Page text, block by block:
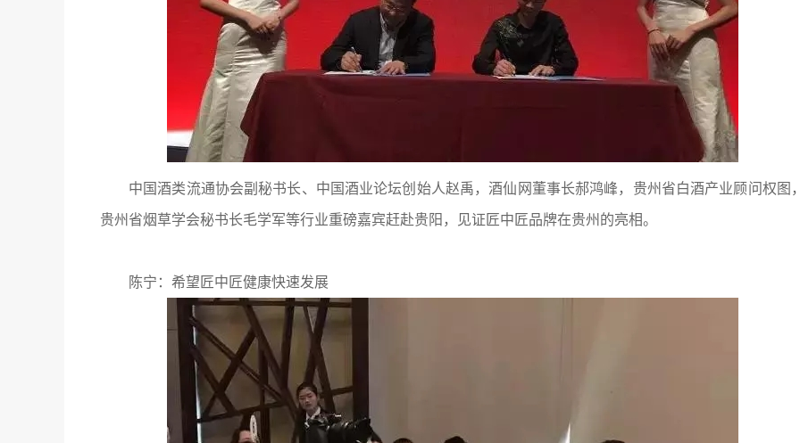
中国酒类流通协会副秘书长、中国酒业论坛创始人赵禹，酒仙网董事长郝鸿峰，贵州省白酒产业顾问权图
贵州省烟草学会秘书长毛学军等行业重磅嘉宾赶赴贵阳，见证匠中匠品牌在贵州的亮相。
陈宁：希望匠中匠健康快速发展